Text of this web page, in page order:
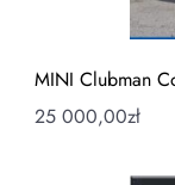
MINI Clubman
25 000,00zł